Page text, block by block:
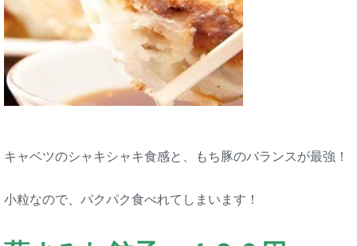
キャベツのシャキシャキ食感と、もち豚のバランスが最強！
小粒なので、パクパク食べれてしまいます！